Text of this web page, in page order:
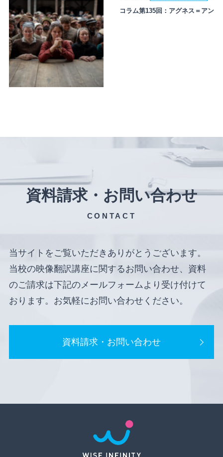
コラム第135回：アグネス＝アン
資料請求・お問い合わせ
CONTACT
当サイトをご覧いただきありがとうございます。
当校の映像翻訳講座に関するお問い合わせ、資料
のご請求は下記のメールフォームより受け付けて
おります。お気軽にお問い合わせください。
資料請求・お問い合わせ